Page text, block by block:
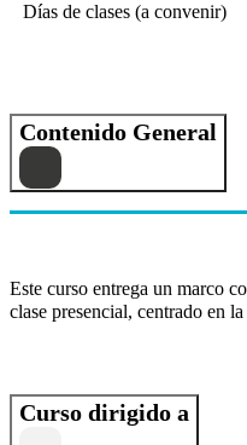
Días de clases (a convenir)
Contenido General
Este curso entrega un marco
clase presencial, centrado en
Curso dirigido a